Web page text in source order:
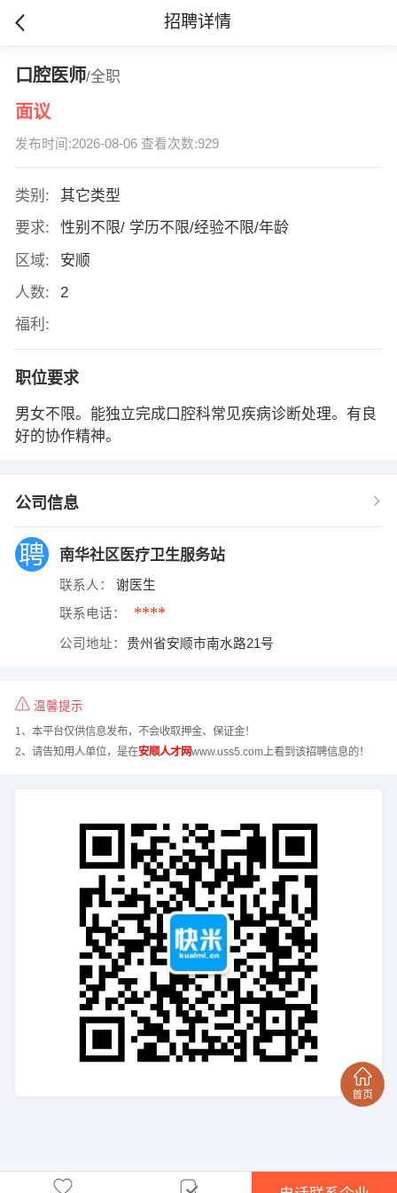
招聘详情
口腔医师/全职
面议
发布时间:2026-08-06 查看次数:929
类别:
其它类型
要求:
性别不限/ 学历不限/经验不限/年龄
区域:
安顺
人数:
2
福利:
职位要求
男女不限。能独立完成口腔科常见疾病诊断处理。有良
好的协作精神。
公司信息
南华社区医疗卫生服务站
联系人： 谢医生
联系电话： ****
公司地址： 贵州省安顺市南水路21号
温馨提示
1、本平台仅供信息发布，不会收取押金、保证金！
2、请告知用人单位，是在安顺人才网www.uss5.com上看到该招聘信息的！